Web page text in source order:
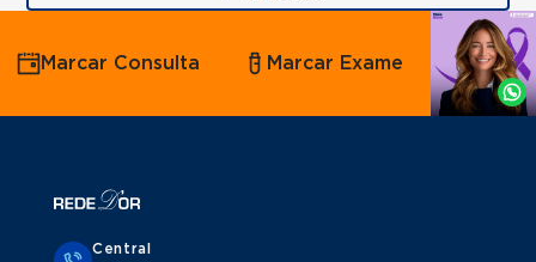
Agende
por
Whatsapp
Marcar Consulta Marcar Exame
Central